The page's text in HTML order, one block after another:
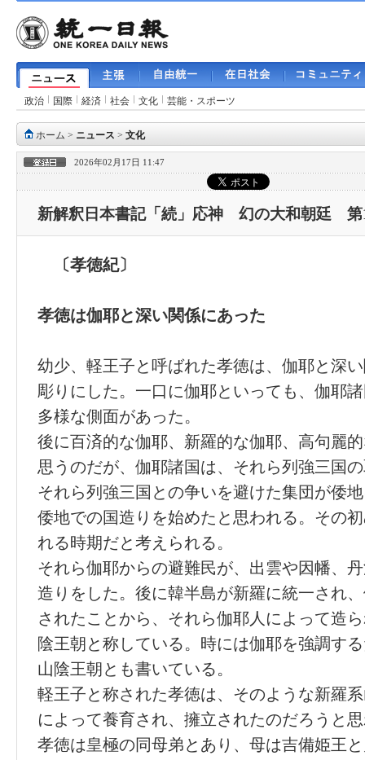
政治 国際 経済 社会 文化 芸能・スポーツ
ホーム > ニュース > 文化
2026年02月17日 11:47
新解釈日本書記「続」応神 幻の大和朝廷
〔孝徳紀〕
孝徳は伽耶と深い関係にあった
幼少、軽王子と呼ばれた孝徳は、伽耶と深
彫りにした。一口に伽耶といっても、伽耶
多様な側面があった。
後に百済的な伽耶、新羅的な伽耶、高句麗
思うのだが、伽耶諸国は、それら列強三国
それら列強三国との争いを避けた集団が倭
倭地での国造りを始めたと思われる。その
れる時期だと考えられる。
それら伽耶からの避難民が、出雲や因幡、
造りをした。後に韓半島が新羅に統一され
されたことから、それら伽耶人によって造
陰王朝と称している。時には伽耶を強調す
山陰王朝とも書いている。
軽王子と称された孝徳は、そのような新羅
によって養育され、擁立されたのだろうと
孝徳は皇極の同母弟とあり、母は吉備姫王